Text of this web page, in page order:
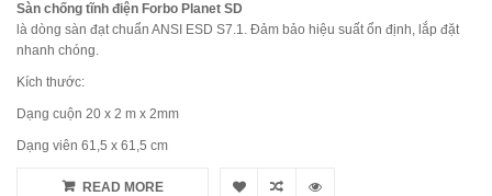
Sàn chống tĩnh điện Forbo Planet SD
là dòng sàn đạt chuẩn ANSI ESD S7.1. Đảm bảo hiệu suất ổn định, lắp đặt
nhanh chóng.
Kích thước:
Dạng cuộn 20 x 2 m x 2mm
Dạng viên 61,5 x 61,5 cm
READ MORE